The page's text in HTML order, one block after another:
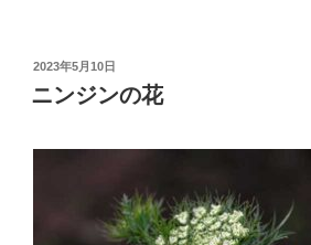
投
日:
2023年5月10日
ニンジンの花